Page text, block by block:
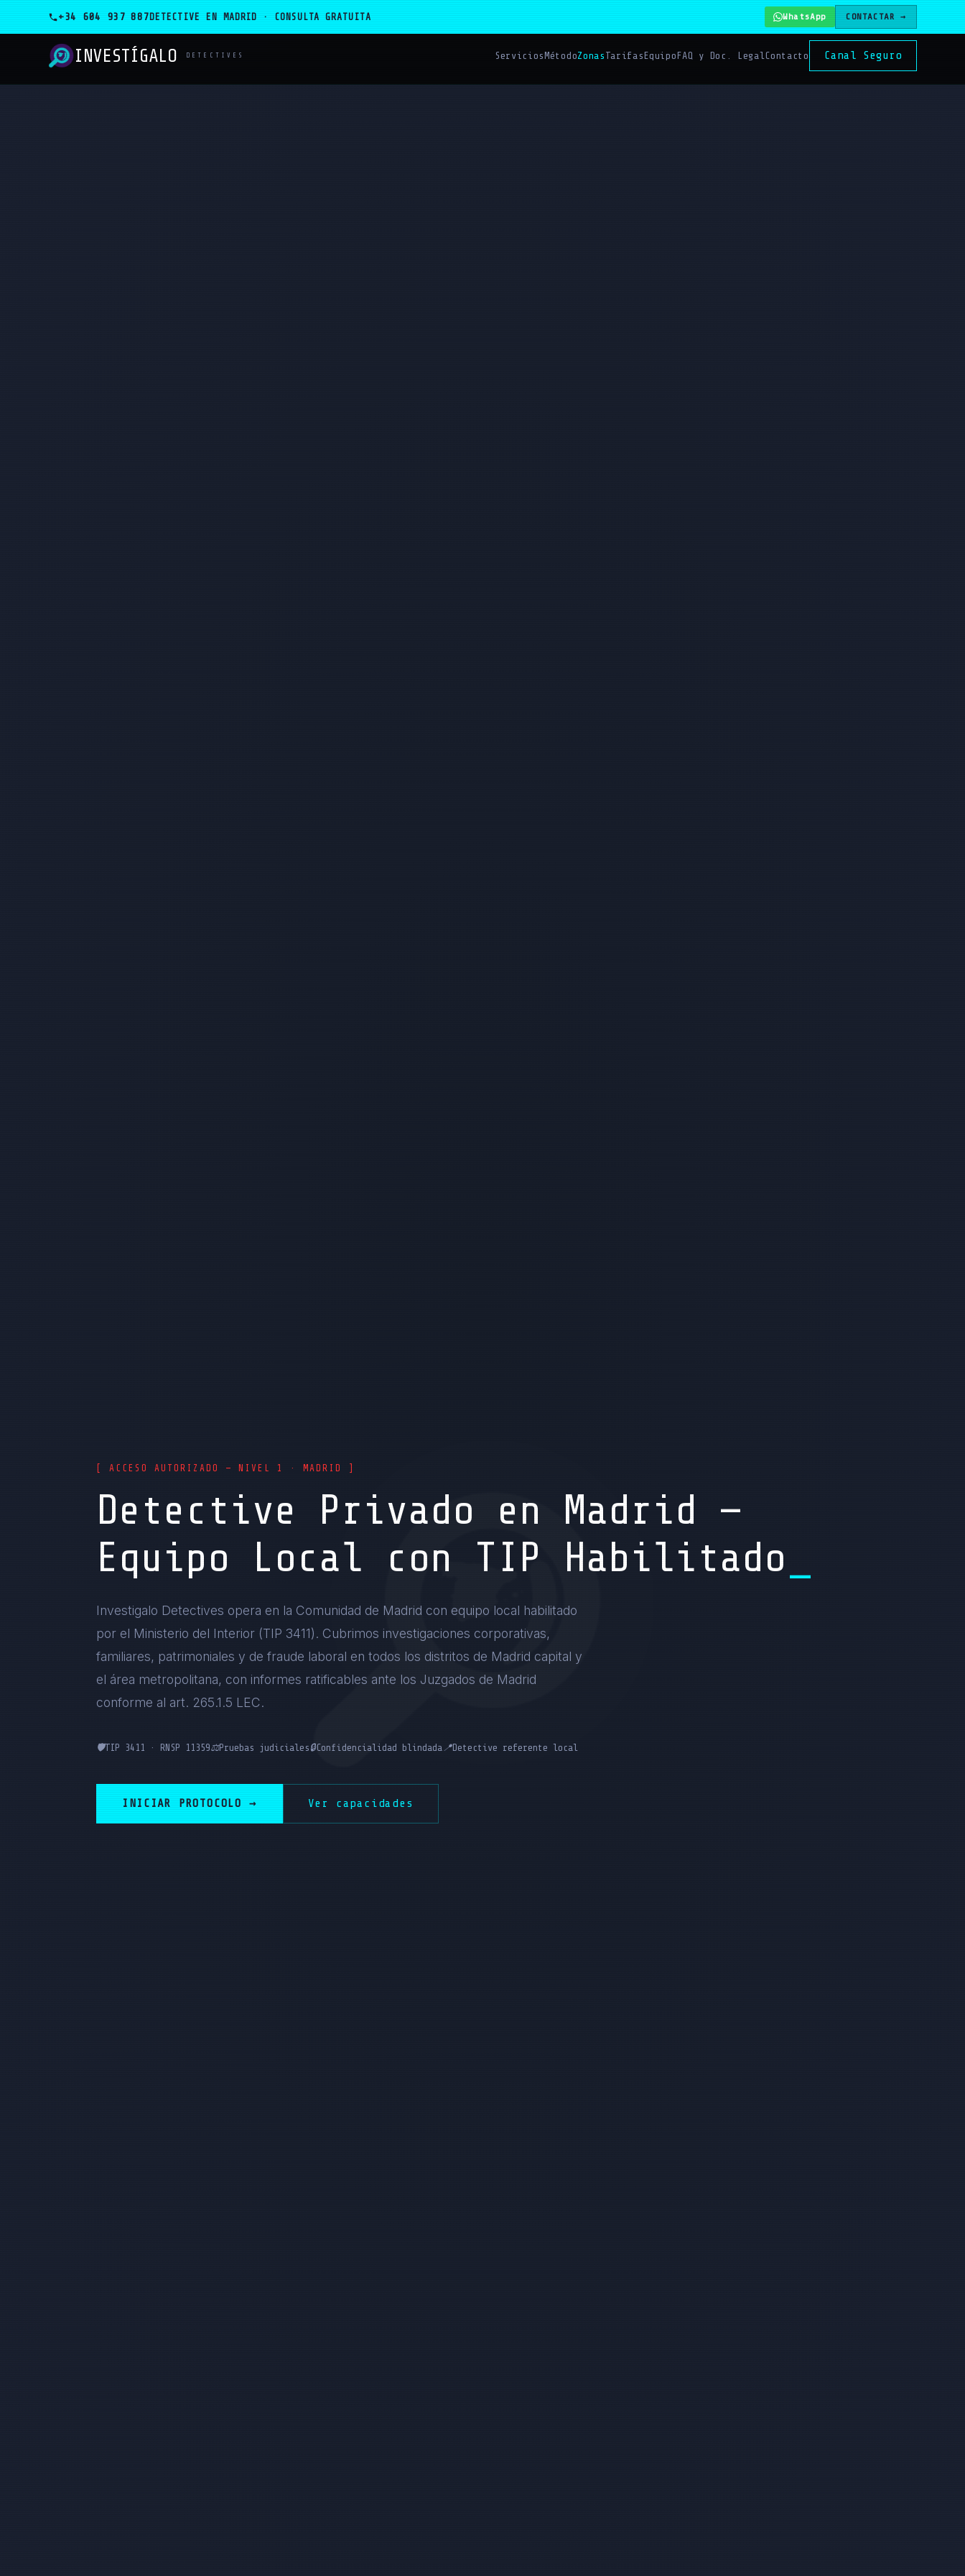
+34 604 937 887 DETECTIVE EN MADRID · CONSULTA GRATUITA WhatsApp CONTACTAR →
INVESTÍGALO DETECTIVES Servicios MétodoZonas Tarifas Equipo FAQ y Doc. LegalContacto Canal Seguro
[ ACCESO AUTORIZADO — NIVEL 1 · MADRID ]
Detective Privado en Madrid —
Equipo Local con TIP Habilitado
Investigalo Detectives opera en la Comunidad de Madrid con equipo local habilitado
por el Ministerio del Interior (TIP 3411). Cubrimos investigaciones corporativas,
familiares, patrimoniales y de fraude laboral en todos los distritos de Madrid capital y
el área metropolitana, con informes ratificables ante los Juzgados de Madrid
conforme al art. 265.1.5 LEC.
🛡️TIP 3411 · RNSP 11359⚖️Pruebas judiciales 🔒Confidencialidad blindada📍Detective referente local
INICIAR PROTOCOLO → Ver capacidades